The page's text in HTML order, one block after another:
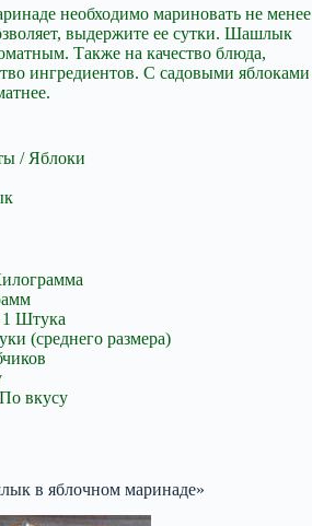
необходимо мариновать не менее
выдержите ее сутки. Шашлык
Также на качество блюда,
ингредиентов. С садовыми яблоками
/ Яблоки
Штука
(среднего размера)
вкусу
в яблочном маринаде»